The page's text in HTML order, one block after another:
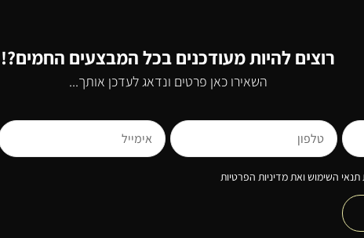
רוצים להיות מעודכנים בכל המבצעים החמים?!
השאירו כאן פרטים ונדאג לעדכן אותך...
השימוש ואת מדיניות הפרטיות